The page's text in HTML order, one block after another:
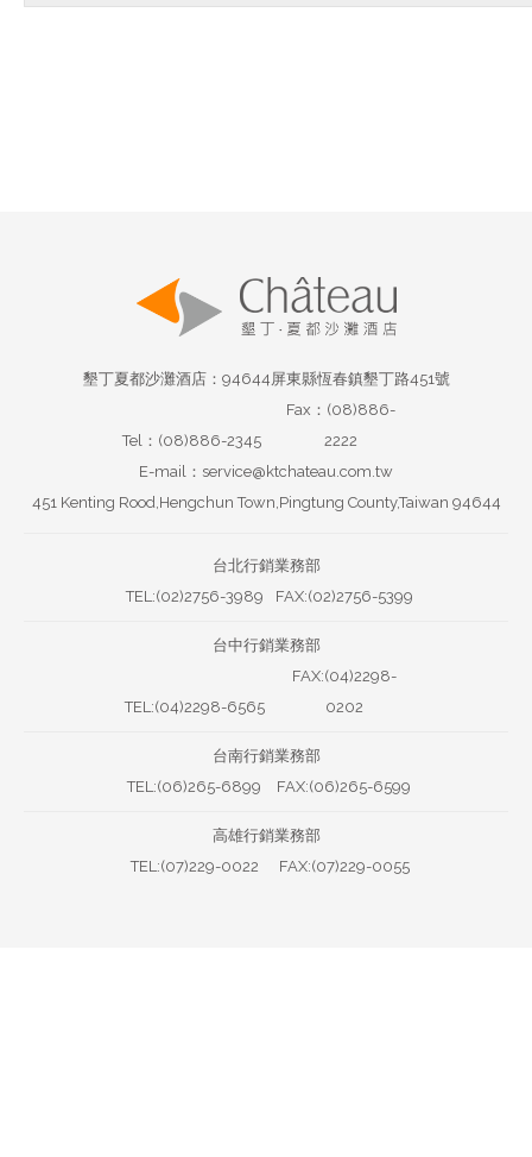
墾丁夏都沙灘酒店：94644屏東縣恆春鎮墾丁路451號
Tel：(08)886-2345
Fax：(08)886-
2222
E-mail：service@ktchateau.com.tw
451 Kenting Rood,Hengchun Town,Pingtung County,Taiwan 94644
台北行銷業務部
TEL:(02)2756-3989
FAX:(02)2756-5399
台中行銷業務部
TEL:(04)2298-6565
FAX:(04)2298-
0202
台南行銷業務部
TEL:(06)265-6899
FAX:(06)265-6599
高雄行銷業務部
TEL:(07)229-0022
FAX:(07)229-0055